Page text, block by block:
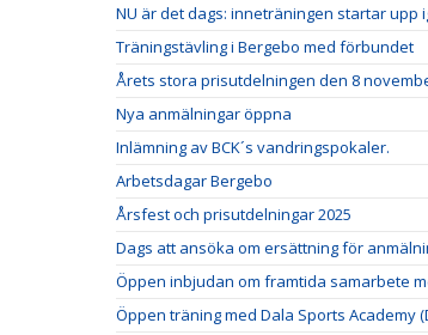
NU är det dags: inneträningen startar upp
Träningstävling i Bergebo med förbundet
Årets stora prisutdelningen den 8
Nya anmälningar öppna
Inlämning av BCK´s vandringspokaler.
Arbetsdagar Bergebo
Årsfest och prisutdelningar 2025
Dags att ansöka om ersättning för
Öppen inbjudan om framtida samarbete
Öppen träning med Dala Sports Academy